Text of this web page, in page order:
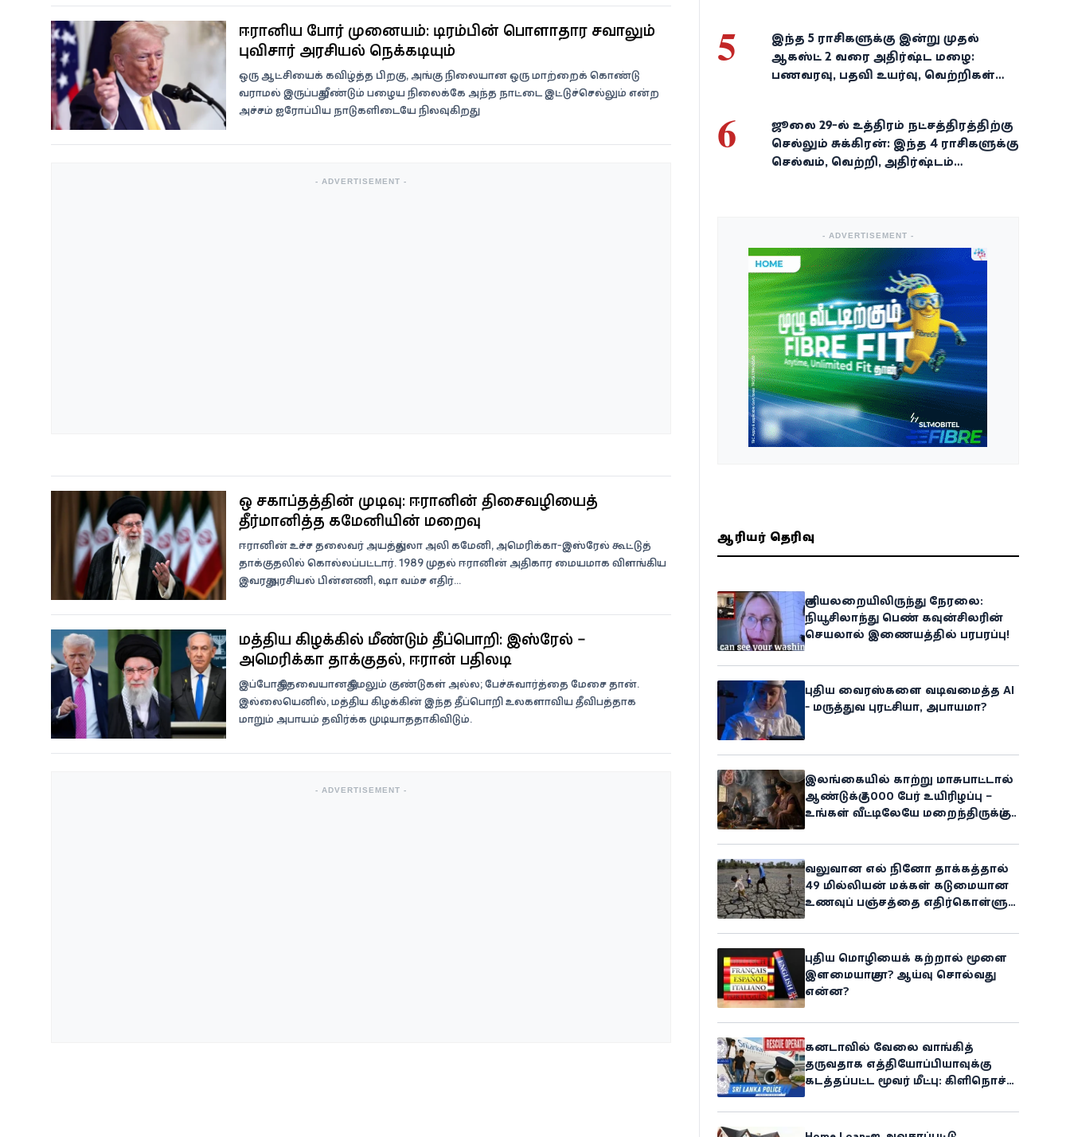
ஈரானிய போர் முனையம்: டிரம்பின் பொருளாதார சவாலும்
புவிசார் அரசியல் நெருக்கடியும்
ஒரு ஆட்சியைக் கவிழ்த்த பிறகு, அங்கு நிலையான ஒரு மாற்றைக் கொண்டு
வராமல் இருப்பது மீண்டும் பழைய நிலைக்கே அந்த நாட்டை இட்டுச்செல்லும் என்ற
அச்சம் ஐரோப்பிய நாடுகளிடையே நிலவுகிறது.
- ADVERTISEMENT -
ஒரு சகாப்தத்தின் முடிவு: ஈரானின் திசைவழியைத்
தீர்மானித்த கமேனியின் மறைவு
ஈரானின் உச்ச தலைவர் அயத்துல்லா அலி கமேனி, அமெரிக்கா-இஸ்ரேல் கூட்டுத்
தாக்குதலில் கொல்லப்பட்டார். 1989 முதல் ஈரானின் அதிகார மையமாக விளங்கிய
இவரது அரசியல் பின்னணி, ஷா வம்ச எதிர்...
மத்திய கிழக்கில் மீண்டும் தீப்பொறி: இஸ்ரேல் –
அமெரிக்கா தாக்குதல், ஈரான் பதிலடி
இப்போது தேவையானது மேலும் குண்டுகள் அல்ல; பேச்சுவார்த்தை மேசை தான்.
இல்லையெனில், மத்திய கிழக்கின் இந்த தீப்பொறி உலகளாவிய தீவிபத்தாக
மாறும் அபாயம் தவிர்க்க முடியாததாகிவிடும்.
- ADVERTISEMENT -
5
இந்த 5 ராசிகளுக்கு இன்று முதல்
ஆகஸ்ட் 2 வரை அதிர்ஷ்ட மழை:
பணவரவு, பதவி உயர்வு, வெற்றிகள்
6
ஜூலை 29-ல் உத்திரம் நட்சத்திரத்திற்கு
செல்லும் சுக்கிரன்: இந்த 4 ராசிகளுக்கு
செல்வம், வெற்றி, அதிர்ஷ்டம்
- ADVERTISEMENT -
ஆசிரியர் தெரிவு
குளியலறையிலிருந்து நேரலை:
நியூசிலாந்து பெண் கவுன்சிலரின்
செயலால் இணையத்தில் பரபரப்பு!
புதிய வைரஸ்களை வடிவமைத்த AI
- மருத்துவ புரட்சியா, அபாயமா?
இலங்கையில் காற்று மாசுபாட்டால்
ஆண்டுக்கு 7,000 பேர் உயிரிழப்பு –
உங்கள் வீட்டிலேயே மறைந்திருக்கும்
ஆபத்து!
வலுவான எல் நினோ தாக்கத்தால்
49 மில்லியன் மக்கள் கடுமையான
உணவுப் பஞ்சத்தை எதிர்கொள்ளும்
அபாயம் - உலக உணவுத் திட்டம்
எச்சரிக்கை!
புதிய மொழியைக் கற்றால் மூளை
இளமையாகுமா? ஆய்வு சொல்வது
என்ன?
கனடாவில் வேலை வாங்கித்
தருவதாக எத்தியோப்பியாவுக்கு
கடத்தப்பட்ட மூவர் மீட்பு: கிளிநொச்சி
சந்தேகநபர் கைது!